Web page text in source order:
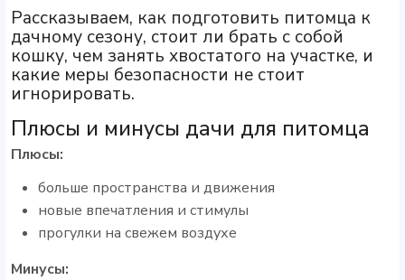
Рассказываем, как подготовить питомца к
дачному сезону, стоит ли брать с собой
кошку, чем занять хвостатого на участке, и
какие меры безопасности не стоит
игнорировать.
Плюсы и минусы дачи для питомца
Плюсы:
больше пространства и движения
новые впечатления и стимулы
прогулки на свежем воздухе
Минусы: